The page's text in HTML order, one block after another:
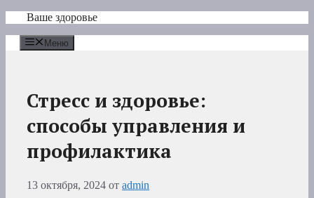
Перейти
содержимому
Ваше здоровье
Меню
Стресс и здоровье:
способы управления и
профилактика
13 октября, 2024 от admin